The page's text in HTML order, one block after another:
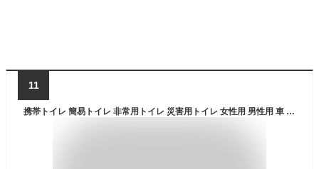
11
携帯トイレ 簡易トイレ 非常用トイレ 災害用トイレ 女性用 男性用 車 登山 片手で秒速トイレ 10個セット 男女兼用 大便 小便 日本製 防災 防災セット 防災グッズ 避難 災害 コンパクト